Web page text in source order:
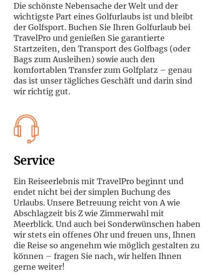
Die schönste Nebensache der Welt und der
wichtigste Part eines Golfurlaubs ist und bleibt
der Golfsport. Buchen Sie Ihren Golfurlaub bei
TravelPro und genießen Sie garantierte
Startzeiten, den Transport des Golfbags (oder
Bags zum Ausleihen) sowie auch den
komfortablen Transfer zum Golfplatz – genau
das ist unser tägliches Geschäft und darin sind
wir richtig gut.
Service
Ein Reiseerlebnis mit TravelPro beginnt und
endet nicht bei der simplen Buchung des
Urlaubs. Unsere Betreuung reicht von A wie
Abschlagzeit bis Z wie Zimmerwahl mit
Meerblick. Und auch bei Sonderwünschen haben
wir stets ein offenes Ohr und freuen uns, Ihnen
die Reise so angenehm wie möglich gestalten zu
können – fragen Sie nach, wir helfen Ihnen
gerne weiter!